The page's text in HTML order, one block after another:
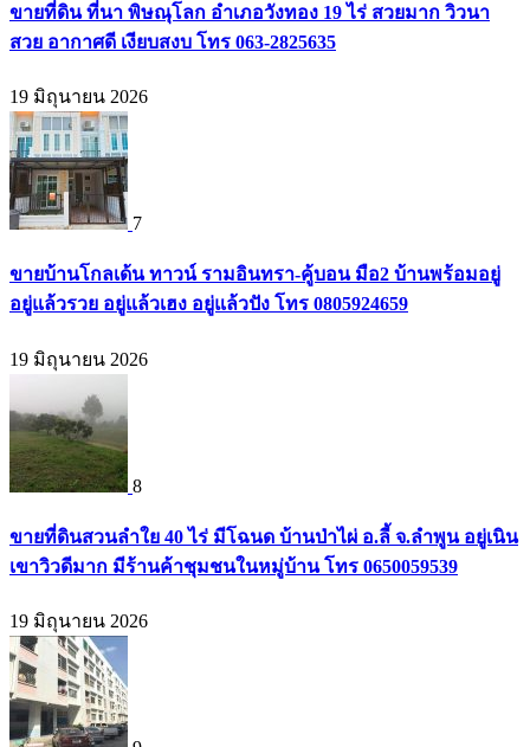
ขายที่ดิน ที่นา พิษณุโลก อำเภอวังทอง 19 ไร่ สวยมาก วิวนา
สวย อากาศดี เงียบสงบ โทร 063-2825635
19 มิถุนายน 2026
7
ขายบ้านโกลเด้น ทาวน์ รามอินทรา-คู้บอน มือ2 บ้านพร้อมอยู่
อยู่แล้วรวย อยู่แล้วเฮง อยู่แล้วปัง โทร 0805924659
19 มิถุนายน 2026
8
ขายที่ดินสวนลำใย 40 ไร่ มีโฉนด บ้านป่าไผ่ อ.ลี้ จ.ลำพูน อยู่เนิน
เขาวิวดีมาก มีร้านค้าชุมชนในหมู่บ้าน โทร 0650059539
19 มิถุนายน 2026